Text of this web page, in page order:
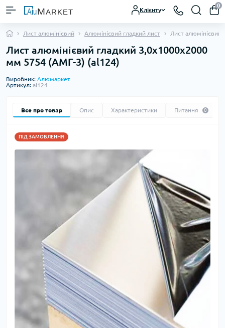
Клієнту
0
Лист алюмінієвий Алюмінієвий гладкий лист Лист
Лист алюмінієвий гладкий 3,0х1000х2000
мм 5754 (АМГ-3) (al124)
Виробник: Алюмаркет
Артикул: al124
Все про товар Опис Характеристики Питання 0
ПІД ЗАМОВЛЕННЯ